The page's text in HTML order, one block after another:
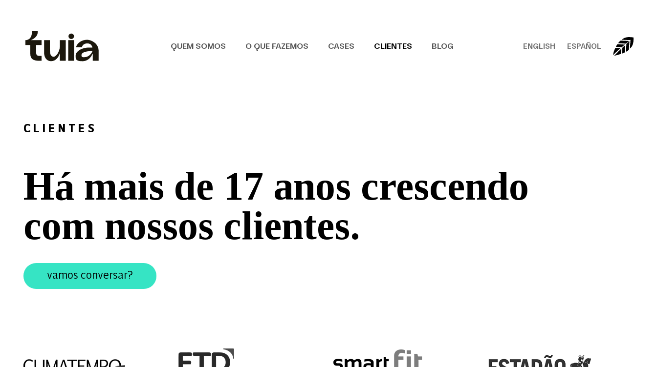
QUEM SOMOS O QUE FAZEMOS CASES CLIENTES BLOG ENGLISH ESPAÑOL
CLIENTES
Há mais de 17 anos crescendo
com nossos clientes.
vamos conversar?